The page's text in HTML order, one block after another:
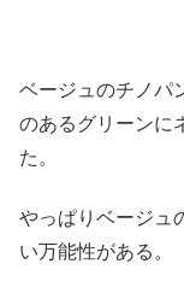
ベージュのチノパ
のあるグリーンに
た。
やっぱりベージュ
い万能性がある。